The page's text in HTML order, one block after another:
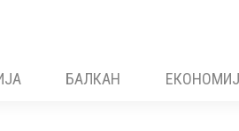
БАЛКАН